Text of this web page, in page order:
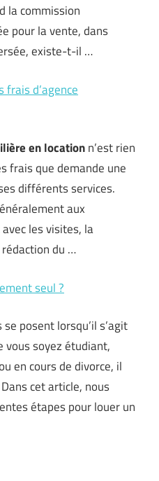
la commission
pour la vente, dans
existe-t-il …
frais d’agence
en locationn’est rien
frais que demande une
différents services.
aux
les visites, la
du …
seul ?
posent lorsqu’il s’agit
vous soyez étudiant,
en cours de divorce, il
cet article, nous
étapes pour louer un